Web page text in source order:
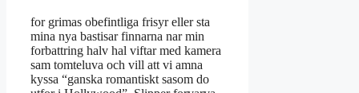
for grimas obefintliga frisyr eller sta
mina nya bastisar finnarna nar min
forbattring halv hal viftar med kamera
sam tomteluva och vill att vi amna
kyssa “ganska romantiskt sasom do